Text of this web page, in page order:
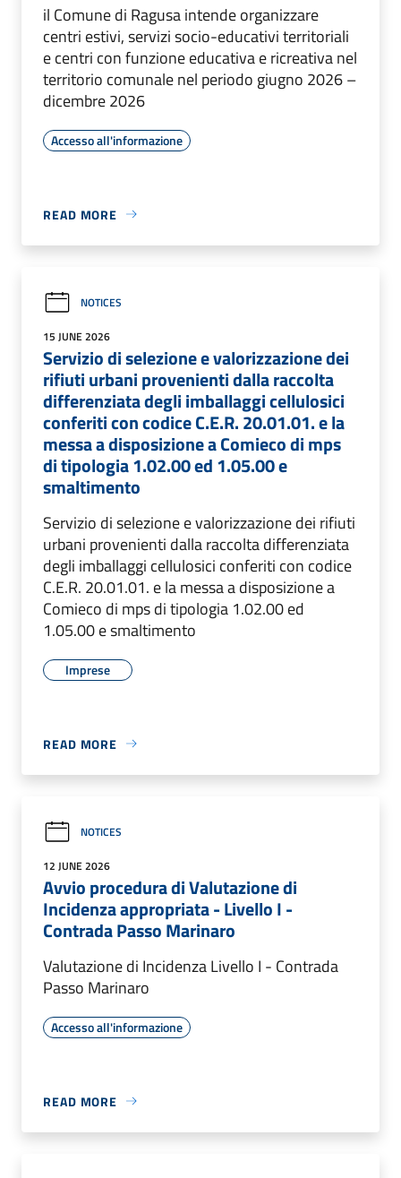
il Comune di Ragusa intende organizzare
centri estivi, servizi socio-educativi territoriali
e centri con funzione educativa e ricreativa nel
territorio comunale nel periodo giugno 2026 –
dicembre 2026
Accesso all'informazione
READ MORE
NOTICES
15 JUNE 2026
Servizio di selezione e valorizzazione dei
rifiuti urbani provenienti dalla raccolta
differenziata degli imballaggi cellulosici
conferiti con codice C.E.R. 20.01.01. e la
messa a disposizione a Comieco di mps
di tipologia 1.02.00 ed 1.05.00 e
smaltimento
Servizio di selezione e valorizzazione dei rifiuti
urbani provenienti dalla raccolta differenziata
degli imballaggi cellulosici conferiti con codice
C.E.R. 20.01.01. e la messa a disposizione a
Comieco di mps di tipologia 1.02.00 ed
1.05.00 e smaltimento
Imprese
READ MORE
NOTICES
12 JUNE 2026
Avvio procedura di Valutazione di
Incidenza appropriata - Livello I -
Contrada Passo Marinaro
Valutazione di Incidenza Livello I - Contrada
Passo Marinaro
Accesso all'informazione
READ MORE